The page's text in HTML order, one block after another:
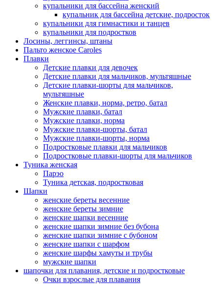
купальники для бассейна женский
купальник для бассейна детские, подросток
купальники для гимнастики и танцев
купальники для подростков
Лосины, леггинсы, штаны
Пальто женское Caroles
Плавки
Детские плавки для девочек
Детские плавки для мальчиков, мультяшные
Детские плавки-шорты для мальчиков,
мультяшные
Женские плавки, норма, ретро, батал
Мужские плавки, батал
Мужские плавки, норма
Мужские плавки-шорты, батал
Мужские плавки-шорты, норма
Подростковые плавки для мальчиков
Подростковые плавки-шорты для мальчиков
Туникa женская
Парэо
Туника детская, подростковая
Шапки
женские береты весенние
женские береты зимние
женские шапки весенние
женские шапки зимние без бубона
женские шапки зимние с бубоном
женские шапки с шарфом
женские шарфы хамуты и трубы
мужские шапки
шапочки для плавания, детские и подростковые
Очки взрослые для плавания